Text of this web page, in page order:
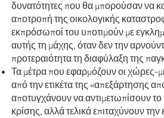
δυνατότητες που θα μπορούσαν να
αποτροπή της οικολογικής
εκπρόσωποί του υποτιμούν με
αυτής τη μάχης, όταν δεν την
προτεραιότητα τη διαφύλαξη της
Τα μέτρα που εφαρμόζουν οι χώρες-
από την ετικέτα της «απεξάρτησης
αποτυγχάνουν να αντιμετωπίσουν το
κρίσης, αλλά τελικά επιταχύνουν την